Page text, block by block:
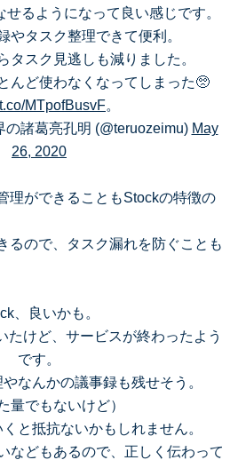
るようになって良い感じです。
やタスク整理できて便利。
タスク見逃しも減りました。
んど使わなくなってしまった🥺
MTpofBusvF。
諸葛亮孔明 (@teruozeimu) May
26, 2020
理ができることもStockの特徴の
るので、タスク漏れを防ぐことも
、良いかも。
たけど、サービスが終わったよう
です。
なんかの議事録も残せそう。
量でもないけど）
と抵抗ないかもしれません。
などもあるので、正しく伝わって